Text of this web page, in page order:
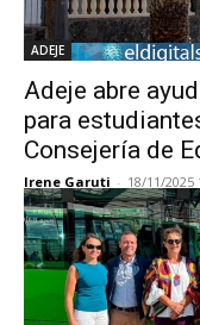
ADEJE
Adeje abre
para
Consejería de
Irene Garuti - 18/11/2025